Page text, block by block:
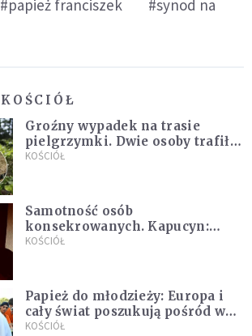
#papież franciszek
#synod na
KOŚCIÓŁ
Groźny wypadek na trasie
pielgrzymki. Dwie osoby trafiły
do szpitala
KOŚCIÓŁ
Samotność osób
konsekrowanych. Kapucyn:
Życie w pojedynkę rzadko jest
KOŚCIÓŁ
Papież do młodzieży: Europa i
cały świat poszukują pośród was
nowych świętych
KOŚCIÓŁ